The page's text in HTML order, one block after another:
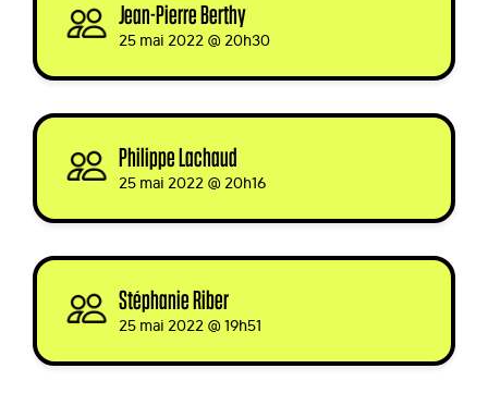
Jean-Pierre Berthy
25 mai 2022 @ 20h30
Philippe Lachaud
25 mai 2022 @ 20h16
Stéphanie Riber
25 mai 2022 @ 19h51